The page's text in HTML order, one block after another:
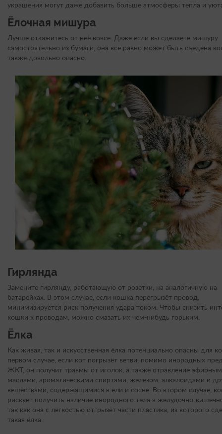
украшения могут даже добавить больше атмосферы тепла и
Ёлочная мишура
Лучше откажитесь от неё вовсе. Даже если вы сделаете мишуру
самостоятельно из бумаги, она всё равно может быть съедена
также довольно опасно.
Гирлянда
Замените гирлянду, работающую от розетки, на аналогичную на
батарейках. В этом случае, если кошка перегрызёт провод,
минимизируется риск получения удара током. Чтобы снизить
кошки к проводам, можно смазать их чем-нибудь горьким.
Ёлка
Как живая, так и искусственная ёлка потенциально опасны для
первом случае, если кот погрызёт ветви, помимо инородных
ЖКТ, он получит травмы от иголок, а также отравление
маслами, ароматическими спиртами, железом, алкалоидами и
веществами, содержащимися в ели и сосне. Во втором случае,
рискует получить наличие инородного тела в желудочно-
так как она с лёгкостью отгрызёт части пластика, из которого
такая ёлка.